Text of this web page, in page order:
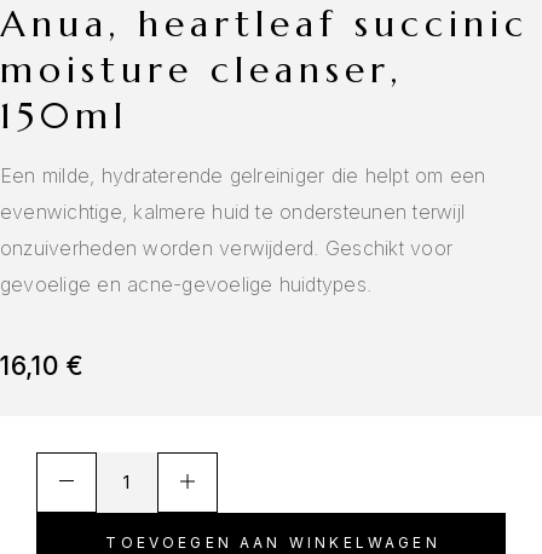
anua, heartleaf succinic
moisture cleanser,
150ml
Een milde, hydraterende gelreiniger die helpt om een
evenwichtige, kalmere huid te ondersteunen terwijl
onzuiverheden worden verwijderd. Geschikt voor
gevoelige en acne-gevoelige huidtypes.
16,10 €
TOEVOEGEN AAN WINKELWAGEN